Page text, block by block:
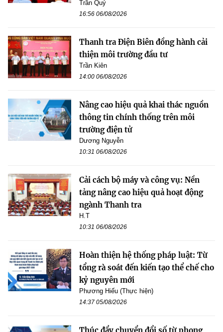
Trần Quý
16:56 06/08/2026
Thanh tra Điện Biên đồng hành cải
thiện môi trường đầu tư
Trần Kiên
14:00 06/08/2026
Nâng cao hiệu quả khai thác nguồn
thông tin chính thống trên môi
trường điện tử
Dương Nguyễn
10:31 06/08/2026
Cải cách bộ máy và công vụ: Nền
tảng nâng cao hiệu quả hoạt động
ngành Thanh tra
H.T
10:31 06/08/2026
Hoàn thiện hệ thống pháp luật: Từ
tổng rà soát đến kiến tạo thể chế cho
kỷ nguyên mới
Phương Hiếu (Thực hiện)
14:37 05/08/2026